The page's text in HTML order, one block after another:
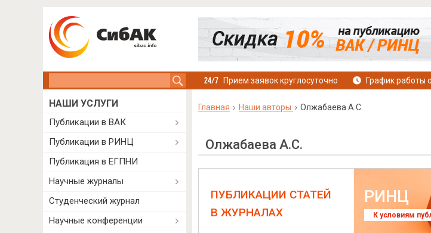
Прием заявок круглосуточно График работы
Главная Наши авторы Олжабаева А.С.
Олжабаева А.С.
ПУБЛИКАЦИИ СТАТЕЙ
В ЖУРНАЛАХ
РИНЦ
К условиям
НАШИ УСЛУГИ
Публикации в ВАК
Публикации в РИНЦ
Публикация в ЕГПНИ
Научные журналы
Студенческий журнал
Научные конференции